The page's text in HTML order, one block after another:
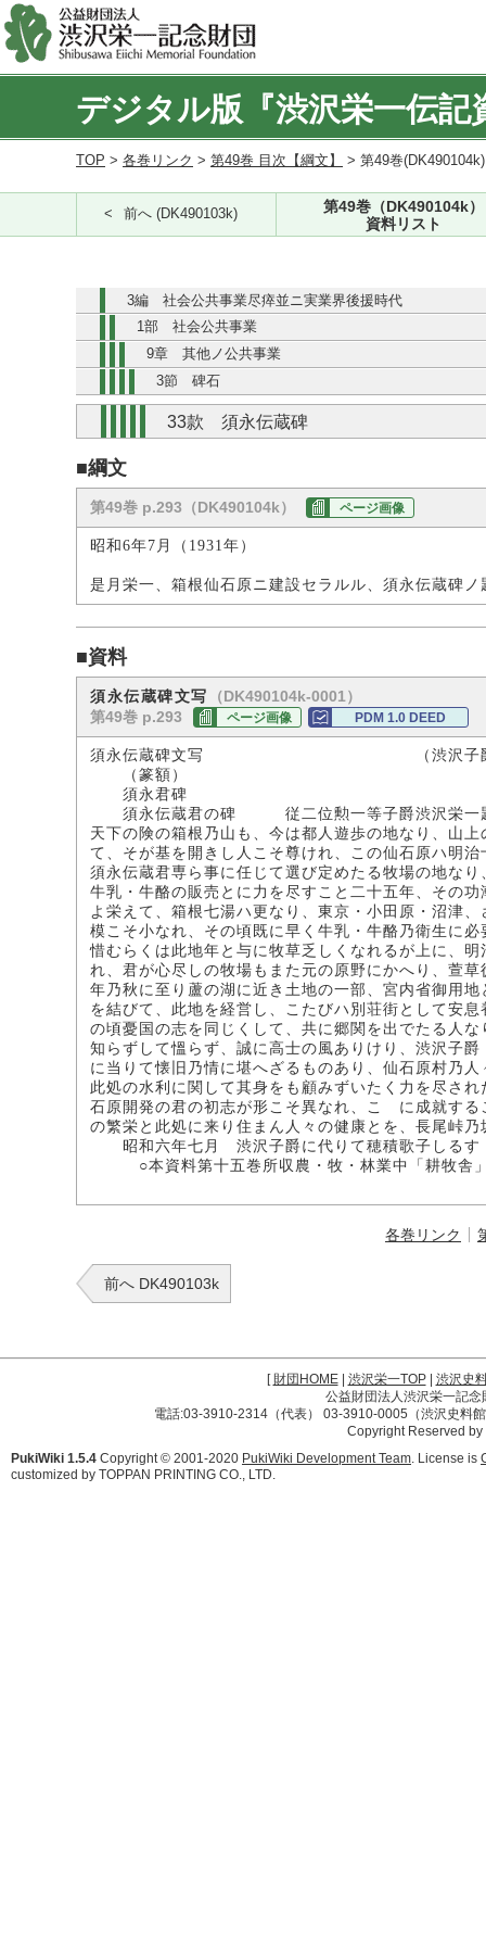
デジタル版『渋沢栄一伝記
TOP > 各巻リンク > 第49巻 目次【綱文】 > 第49巻
前へ (DK490103k)
第49巻（DK490104k）
資料リスト
3編 社会公共事業尽瘁並ニ実業界後援時代
1部 社会公共事業
9章 其他ノ公共事業
3節 碑石
33款 須永伝蔵碑
■綱文
第49巻 p.293（DK490104k） ページ画像
昭和6年7月（1931年）
是月栄一、箱根仙石原ニ建設セラルル、須永伝蔵碑
■資料
須永伝蔵碑文写
（DK490104k-0001）
第49巻 p.293
ページ画像 PDM 1.0 DEED
須永伝蔵碑文写 （渋沢子爵家
（篆額）
須永君碑
須永伝蔵君の碑 従二位勲一等子爵渋沢栄一
天下の険の箱根乃山も、今は都人遊歩の地なり、山
て、そが基を開きし人こそ尊けれ、この仙石原ハ明
須永伝蔵君専ら事に任じて選び定めたる牧場の地な
牛乳・牛酪の販売とに力を尽すこと二十五年、その
よ栄えて、箱根七湯ハ更なり、東京・小田原・沼津
模こそ小なれ、その頃既に早く牛乳・牛酪乃衛生に
惜むらくは此地年と与に牧草乏しくなれるが上に、
れ、君が心尽しの牧場もまた元の原野にかへり、萱
年乃秋に至り蘆の湖に近き土地の一部、宮内省御用
を結びて、此地を経営し、こたびハ別荘街として安
の頃憂国の志を同じくして、共に郷関を出でたる人
知らずして慍らず、誠に高士の風ありけり、渋沢子
に当りて懐旧乃情に堪へざるものあり、仙石原村乃
此処の水利に関して其身をも顧みずいたく力を尽さ
石原開発の君の初志が形こそ異なれ、こゝに成就す
の繁栄と此処に来り住まん人々の健康とを、長尾峠
昭和六年七月 渋沢子爵に代りて穂積歌子しるす
○本資料第十五巻所収農・牧・林業中「耕牧舎」
各巻リンク
前へ DK490103k
[財団HOME| 渋沢栄一TOP| 渋沢史
公益財団法人渋沢栄一記
電話:03-3910-2314（代表） 03-3910-0005（渋沢史料
Copyright Reserved
PukiWiki 1.5.4 Copyright © 2001-2020 PukiWiki Development Team. License is
customized by TOPPAN PRINTING CO., LTD.